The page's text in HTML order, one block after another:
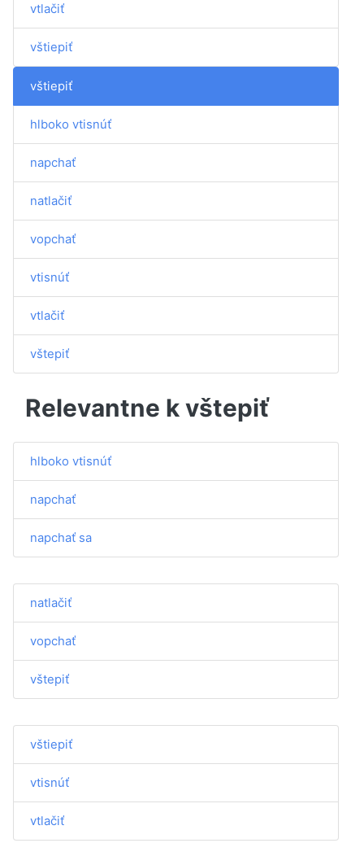
vtlačiť
vštiepiť
vštiepiť
hlboko vtisnúť
napchať
natlačiť
vopchať
vtisnúť
vtlačiť
vštepiť
Relevantne k vštepiť
hlboko vtisnúť
napchať
napchať sa
natlačiť
vopchať
vštepiť
vštiepiť
vtisnúť
vtlačiť